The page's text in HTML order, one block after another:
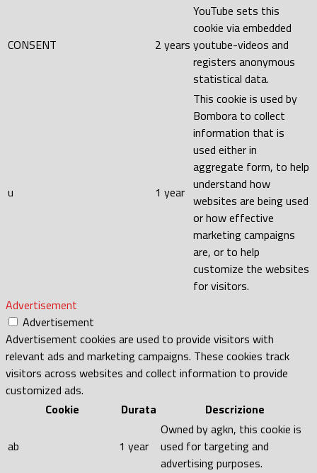
CONSENT 2 years
YouTube sets this
cookie via embedded
youtube-videos and
registers anonymous
statistical data.
u 1 year
This cookie is used by
Bombora to collect
information that is
used either in
aggregate form, to help
understand how
websites are being used
or how effective
marketing campaigns
are, or to help
customize the websites
for visitors.
Advertisement
Advertisement
Advertisement cookies are used to provide visitors with
relevant ads and marketing campaigns. These cookies track
visitors across websites and collect information to provide
customized ads.
Cookie
Durata Descrizione
ab 1 year
Owned by agkn, this cookie is
used for targeting and
advertising purposes.